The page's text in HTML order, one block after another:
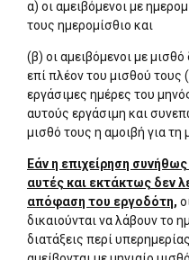
α) οι αμειβόμενοι με
τους ημερομίσθιο και
(β) οι αμειβόμενοι με
επί πλέον του μισθού τους
εργάσιμες ημέρες του
αυτούς εργάσιμη και
μισθό τους η αμοιβή για τη
Εάν η επιχείρηση
αυτές και εκτάκτως δεν
απόφαση του εργοδότη,
δικαιούνται να λάβουν το
διατάξεις περί